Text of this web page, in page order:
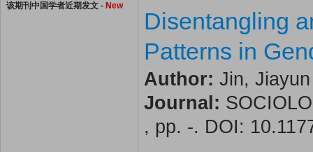
该期刊中国学者近期发文 - New
Disentangling
Patterns in
Author: Jin, Jiayun
Journal:
, pp. -. DOI: